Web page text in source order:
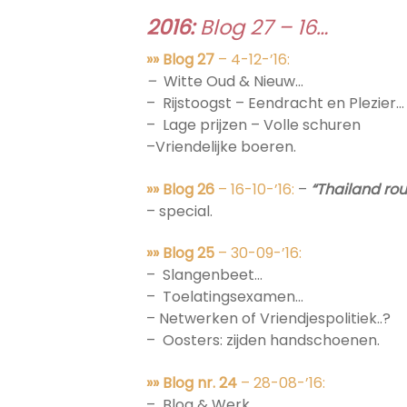
2016:Blog 27 – 16…
»» Blog 27 – 4-12-’16:
– Witte Oud & Nieuw…
– Rijstoogst – Eendracht en Plezier…
– Lage prijzen – Volle schuren
–Vriendelijke boeren.
»» Blog 26 – 16-10-’16: – “Thailand
– special.
»» Blog 25 – 30-09-’16:
– Slangenbeet…
– Toelatingsexamen…
– Netwerken of Vriendjespolitiek..?
– Oosters: zijden handschoenen.
»» Blog nr. 24 – 28-08-’16: